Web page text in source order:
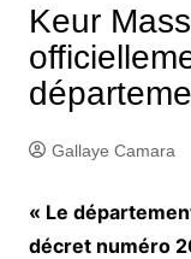
Keur
Gallaye Camara
« Le
décret numéro